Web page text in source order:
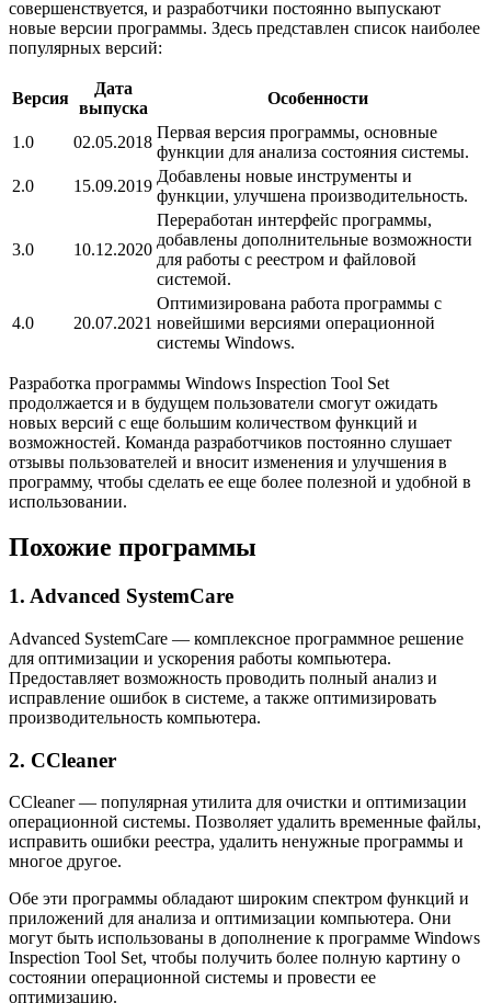
совершенствуется, и разработчики постоянно выпускают
новые версии программы. Здесь представлен список наиболее
популярных версий:
Версия
Дата
выпуска
Особенности
1.0 02.05.2018
Первая версия программы, основные
функции для анализа состояния системы.
2.0
15.09.2019
Добавлены новые инструменты и
функции, улучшена производительность.
3.0 10.12.2020
Переработан интерфейс программы,
добавлены дополнительные возможности
для работы с реестром и файловой
системой.
4.0 20.07.2021
Оптимизирована работа программы с
новейшими версиями операционной
системы Windows.
Разработка программы Windows Inspection Tool Set
продолжается и в будущем пользователи смогут ожидать
новых версий с еще большим количеством функций и
возможностей. Команда разработчиков постоянно слушает
отзывы пользователей и вносит изменения и улучшения в
программу, чтобы сделать ее еще более полезной и удобной в
использовании.
Похожие программы
1. Advanced SystemCare
Advanced SystemCare — комплексное программное решение
для оптимизации и ускорения работы компьютера.
Предоставляет возможность проводить полный анализ и
исправление ошибок в системе, а также оптимизировать
производительность компьютера.
2. CCleaner
CCleaner — популярная утилита для очистки и оптимизации
операционной системы. Позволяет удалить временные файлы,
исправить ошибки реестра, удалить ненужные программы и
многое другое.
Обе эти программы обладают широким спектром функций и
приложений для анализа и оптимизации компьютера. Они
могут быть использованы в дополнение к программе Windows
Inspection Tool Set, чтобы получить более полную картину о
состоянии операционной системы и провести ее
оптимизацию.